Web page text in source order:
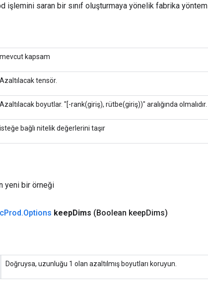
işlemini saran bir sınıf oluşturmaya yönelik fabrika
mevcut kapsam
Azaltılacak tensör.
Azaltılacak boyutlar. "[-rank(giriş), rütbe(giriş))" aralığında olmalıdır.
isteğe bağlı nitelik değerlerini taşır
yeni bir örneği
Prod.Options keepDims (Boolean keepDims)
Doğruysa, uzunluğu 1 olan azaltılmış boyutları koruyun.